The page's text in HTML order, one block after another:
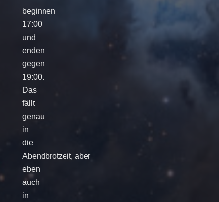
beginnen
17:00
und
enden
gegen
19:00.
Das
fällt
genau
in
die
Abendbrotzeit, aber
eben
auch
in